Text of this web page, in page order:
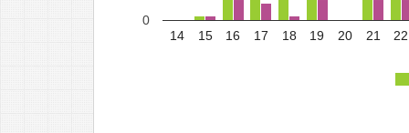
14 15 16 17 18 19 20 21 22
0